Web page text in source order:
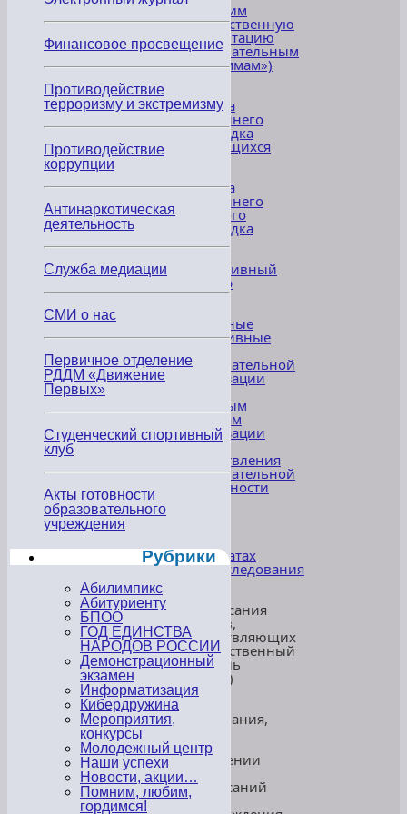
имеющим
государственную
аккредитацию
образовательным
программам»)
Правила
внутреннего
распорядка
обучающихся
Правила
внутреннего
трудового
распорядка
Коллективный
договор
Локальные
нормативные
образовательной
организации
основным
вопросам
организации
и
осуществления
образовательной
деятельности
результатах
самообследования
Предписания
органов,
осуществляющих
государственный
контроль
(надзор)
в
сфере
образования,
об
исполнении
таких
предписаний
(до
Финансовое просвещение
Противодействие
терроризму и экстремизму
Противодействие
коррупции
Антинаркотическая
деятельность
Служба медиации
СМИ о нас
Первичное отделение
РДДМ «Движение
Первых»
Студенческий спортивный
клуб
Акты готовности
образовательного
учреждения
Рубрики
Абилимпикс
Абитуриенту
БПОО
ГОД ЕДИНСТВА
НАРОДОВ РОССИИ
Демонстрационный
экзамен
Информатизация
Кибердружина
Мероприятия,
конкурсы
Молодежный центр
Наши успехи
Новости, акции…
Помним, любим,
гордимся!